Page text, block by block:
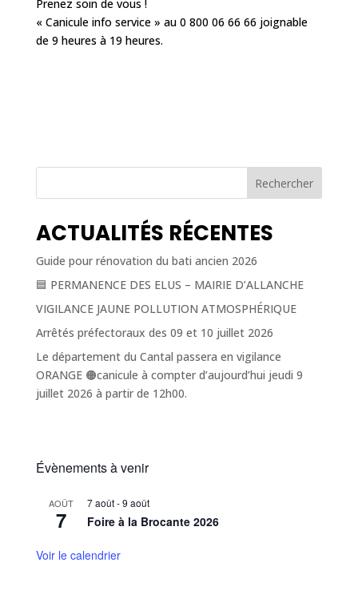
Prenez soin de vous !
« Canicule info service » au 0 800 06 66 66 joignable
de 9 heures à 19 heures.
Rechercher
ACTUALITÉS RÉCENTES
Guide pour rénovation du bati ancien 2026
🟦 PERMANENCE DES ELUS – MAIRIE D’ALLANCHE
VIGILANCE JAUNE POLLUTION ATMOSPHÉRIQUE
Arrêtés préfectoraux des 09 et 10 juillet 2026
Le département du Cantal passera en vigilance
ORANGE 🟠canicule à compter d’aujourd’hui jeudi 9
juillet 2026 à partir de 12h00.
Évènements à venir
AOÛT
7
7 août-9 août
Foire à la Brocante 2026
Voir le calendrier